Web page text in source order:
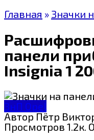
Главная » Значки
панели
Insignia 1
ЗнП Opel
АвторПётр
Просмотров 1.2к.